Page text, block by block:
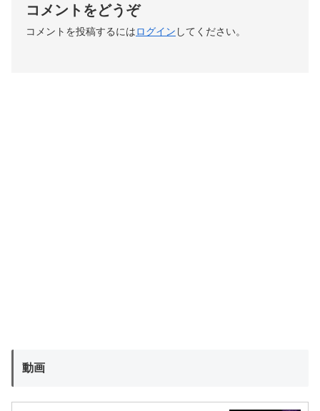
コメントをどうぞ
コメントを投稿するにはログイン してください。
動画